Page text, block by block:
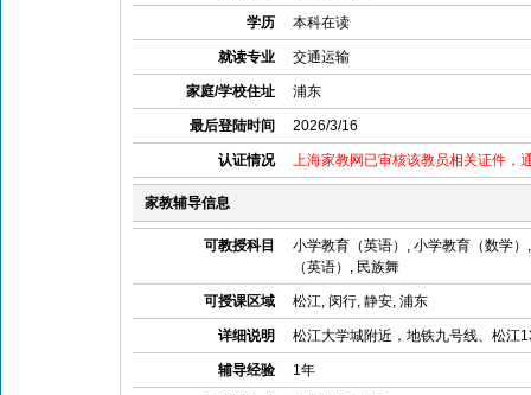
学历 本科在读
就读专业 交通运输
家庭/学校住址 浦东
最后登陆时间 2026/3/16
认证情况 上海家教网已审核该教员相关证件，
家教辅导信息
可教授科目
小学教育（英语）, 小学教育（数学
（英语）, 民族舞
可授课区域 松江, 闵行, 静安, 浦东
详细说明 松江大学城附近，地铁九号线、松江
辅导经验 1年